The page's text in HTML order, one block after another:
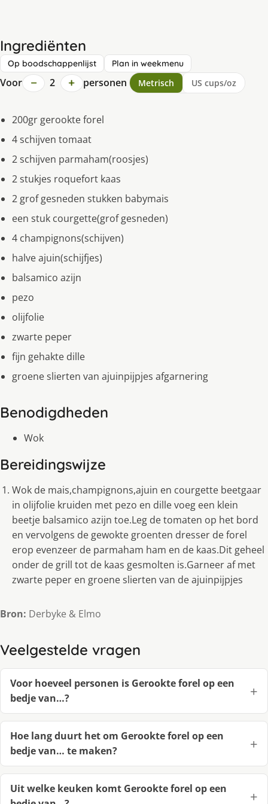
Ingrediënten
Op boodschappenlijst Plan in weekmenu
Voor − 2 + personen Metrisch US cups/oz
200gr gerookte forel
4 schijven tomaat
2 schijven parmaham(roosjes)
2 stukjes roquefort kaas
2 grof gesneden stukken babymais
een stuk courgette(grof gesneden)
4 champignons(schijven)
halve ajuin(schijfjes)
balsamico azijn
pezo
olijfolie
zwarte peper
fijn gehakte dille
groene slierten van ajuinpijpjes afgarnering
Benodigdheden
Wok
Bereidingswijze
Wok de mais,champignons,ajuin en courgette beetgaar
in olijfolie kruiden met pezo en dille voeg een klein
beetje balsamico azijn toe.Leg de tomaten op het bord
en vervolgens de gewokte groenten dresser de forel
erop evenzeer de parmaham ham en de kaas.Dit geheel
onder de grill tot de kaas gesmolten is.Garneer af met
zwarte peper en groene slierten van de ajuinpijpjes
Bron: Derbyke & Elmo
Veelgestelde vragen
Voor hoeveel personen is Gerookte forel op een
bedje van…?
Hoe lang duurt het om Gerookte forel op een
bedje van… te maken?
Uit welke keuken komt Gerookte forel op een